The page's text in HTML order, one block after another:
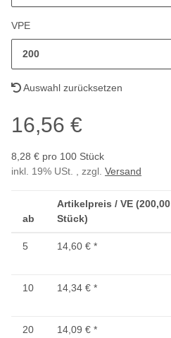
VPE
200
Auswahl zurücksetzen
16,56 €
8,28 € pro 100 Stück
inkl. 19% USt. , zzgl. Versand
ab
Artikelpreis / VE (200,00
Stück)
5 14,60 € *
10 14,34 € *
20 14,09 € *